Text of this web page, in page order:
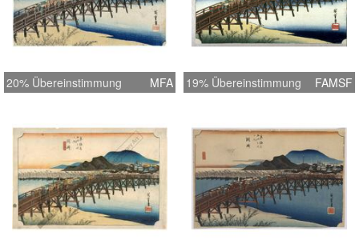
20% Übereinstimmung MFA 19% Übereinstimmung FAMSF